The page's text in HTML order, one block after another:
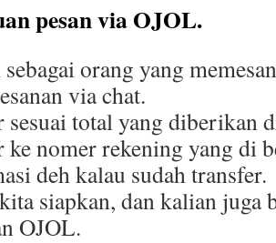
pesan via OJOL.
orang yang
via chat.
sesuai total yang diberikan
ke nomer rekening yang di
deh kalau sudah transfer.
siapkan, dan kalian juga
OJOL.